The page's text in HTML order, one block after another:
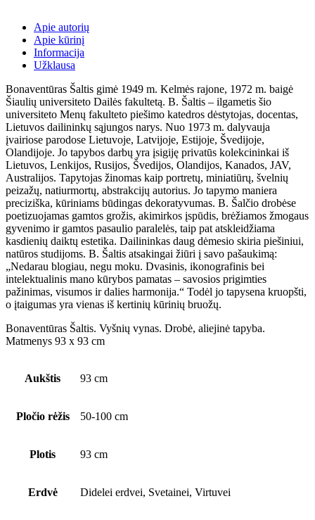
Apie autorių
Apie kūrinį
Informacija
Užklausa
Bonaventūras Šaltis gimė 1949 m. Kelmės rajone, 1972 m. baigė
Šiaulių universiteto Dailės fakultetą. B. Šaltis – ilgametis šio
universiteto Menų fakulteto piešimo katedros dėstytojas, docentas,
Lietuvos dailininkų sąjungos narys. Nuo 1973 m. dalyvauja
įvairiose parodose Lietuvoje, Latvijoje, Estijoje, Švedijoje,
Olandijoje. Jo tapybos darbų yra įsigiję privatūs kolekcininkai iš
Lietuvos, Lenkijos, Rusijos, Švedijos, Olandijos, Kanados, JAV,
Australijos. Tapytojas žinomas kaip portretų, miniatiūrų, švelnių
peizažų, natiurmortų, abstrakcijų autorius. Jo tapymo maniera
preciziška, kūriniams būdingas dekoratyvumas. B. Šalčio drobėse
poetizuojamas gamtos grožis, akimirkos įspūdis, brėžiamos žmogaus
gyvenimo ir gamtos pasaulio paralelės, taip pat atskleidžiama
kasdienių daiktų estetika. Dailininkas daug dėmesio skiria piešiniui,
natūros studijoms. B. Šaltis atsakingai žiūri į savo pašaukimą:
„Nedarau blogiau, negu moku. Dvasinis, ikonografinis bei
intelektualinis mano kūrybos pamatas – savosios prigimties
pažinimas, visumos ir dalies harmonija.“ Todėl jo tapysena kruopšti,
o įtaigumas yra vienas iš kertinių kūrinių bruožų.
Bonaventūras Šaltis. Vyšnių vynas. Drobė, aliejinė tapyba.
Matmenys 93 x 93 cm
Aukštis 93 cm
Pločio rėžis 50-100 cm
Plotis 93 cm
Erdvė Didelei erdvei, Svetainei, Virtuvei